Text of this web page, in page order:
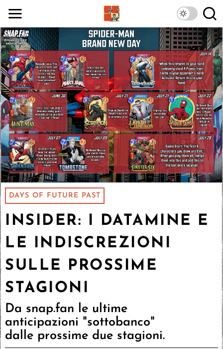
DAYS OF FUTURE PAST
INSIDER: I DATAMINE E
LE INDISCREZIONI
SULLE PROSSIME
STAGIONI
Da snap.fan le ultime
anticipazioni "sottobanco"
dalle prossime due stagioni.